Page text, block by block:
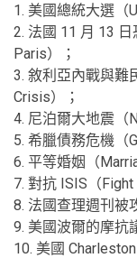
1. 美國總統大選（
2. 法國 11 月 13
Paris）；
3. 敘利亞內戰與難
Crisis）；
4. 尼泊爾大地震（
5. 希臘債務危機（
6. 平等婚姻（
7. 對抗 ISIS（Fight
8. 法國查理週刊被
9. 美國波爾的摩抗
10. 美國